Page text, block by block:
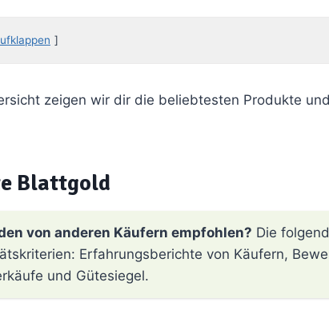
zeigen wir dir die beliebtesten Produkte
Blattgold
von anderen Käufern empfohlen? Die
Erfahrungsberichte von Käufern,
und Gütesiegel.